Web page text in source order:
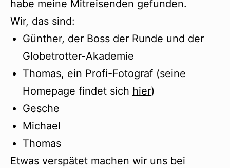
habe meine Mitreisenden gefunden.
Wir, das sind:
Günther, der Boss der Runde und der
Globetrotter-Akademie
Thomas, ein Profi-Fotograf (seine
Homepage findet sich hier)
Gesche
Michael
Thomas
Etwas verspätet machen wir uns bei